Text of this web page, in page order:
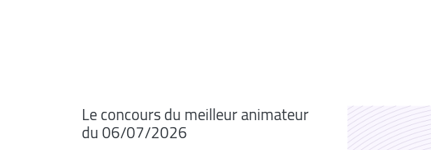
Le concours du meilleur animateur
du 06/07/2026